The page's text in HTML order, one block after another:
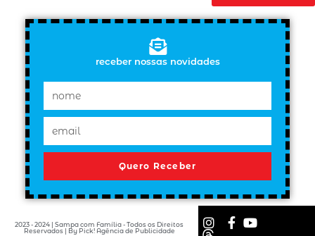
receber nossas novidades
Quero Receber
2023 - 2024 | Sampa com Família - Todos os Direitos
Reservados | By Pick! Agência de Publicidade